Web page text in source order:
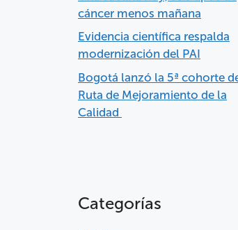
cáncer menos mañana
Evidencia científica respalda
modernización del PAI
Bogotá lanzó la 5ª cohorte
Ruta de Mejoramiento de la
Calidad
Categorías